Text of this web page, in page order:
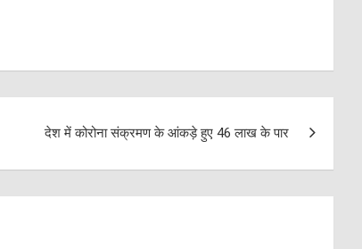
देश में कोरोना संक्रमण के आंकड़े हुए 46 लाख के पार